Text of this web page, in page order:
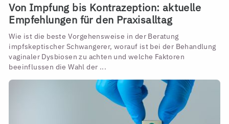
Von Impfung bis Kontrazeption: aktuelle
Empfehlungen für den Praxisalltag
Wie ist die beste Vorgehensweise in der Beratung
impfskeptischer Schwangerer, worauf ist bei der Behandlung
vaginaler Dysbiosen zu achten und welche Faktoren
beeinflussen die Wahl der ...